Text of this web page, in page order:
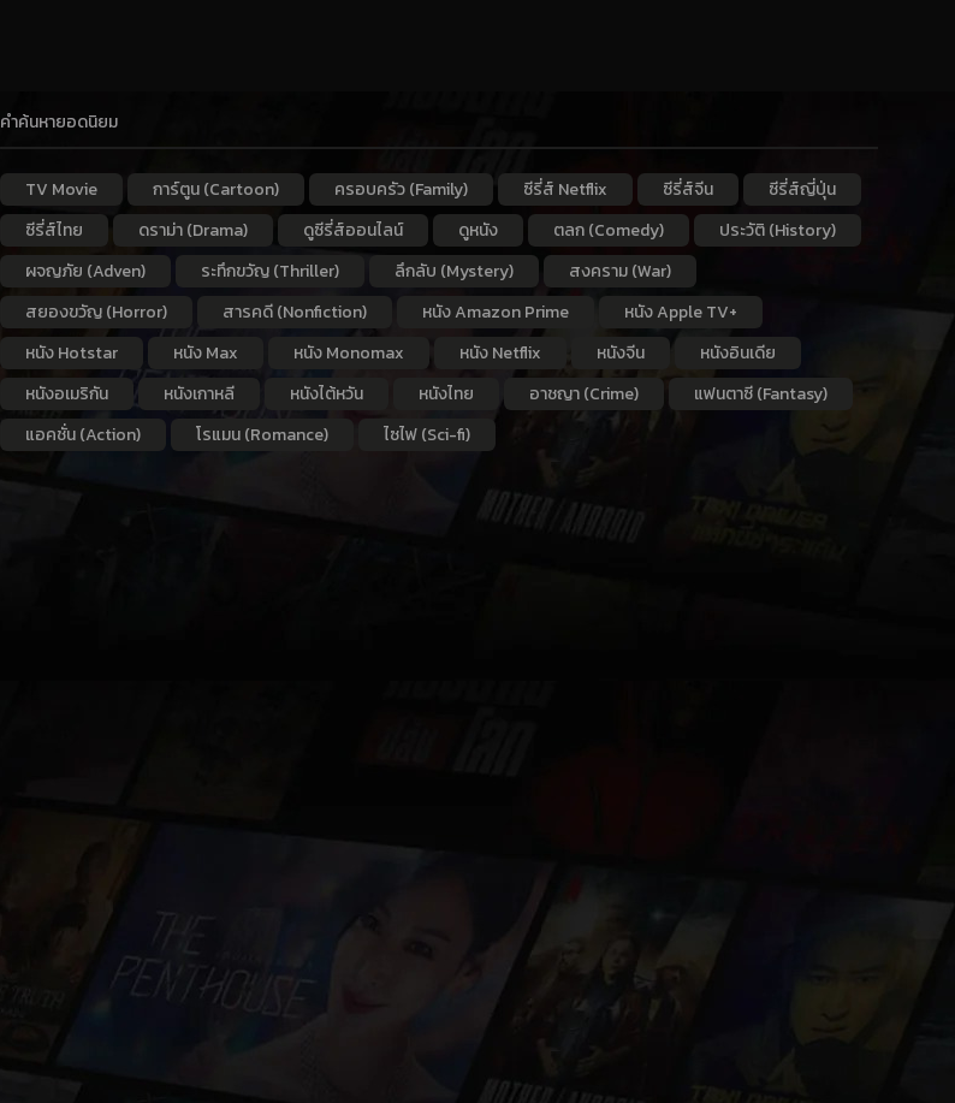
คำค้นหายอดนิยม
TV Movie การ์ตูน (Cartoon) ครอบครัว (Family) ซีรี่ส์ Netflix ซีรี่ส์จีน
ซีรี่ส์ญี่ปุ่น
ซีรี่ส์ไทย
ดราม่า (Drama) ดูซีรี่ส์ออนไลน์ ดูหนัง ตลก (Comedy)
ประวัติ (History)
ผจญภัย (Adven)
ระทึกขวัญ (Thriller) ลึกลับ (Mystery)
สงคราม (War)
สยองขวัญ (Horror)
สารคดี (Nonfiction) หนัง Amazon Prime
หนัง Apple TV+
หนัง Hotstar
หนัง Max หนัง Monomax หนัง Netflix หนังจีน
หนังอินเดีย
หนังอเมริกัน
หนังเกาหลี หนังไต้หวัน หนังไทย อาชญา (Crime)
แฟนตาซี (Fantasy)
แอคชั่น (Action)
โรแมน (Romance) ไซไฟ (Sci-fi)